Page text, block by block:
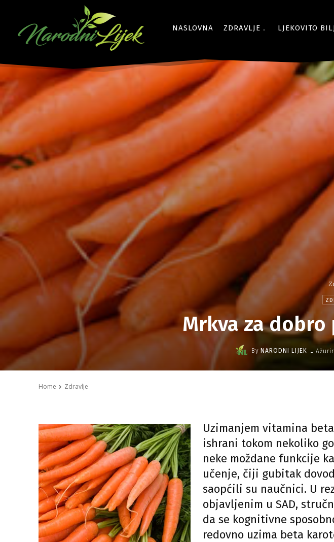
NASLOVNA ZDRAVLJE LJEKOVITO
Mrkva za dobro
By NARODNI LIJEK -
Home Zdravlje
Uzimanjem vitamina
ishrani tokom nekoliko
neke moždane funkcije
učenje, čiji gubitak
saopćili su naučnici. U
objavljenim u SAD,
da se kognitivne
redovno uzima beta